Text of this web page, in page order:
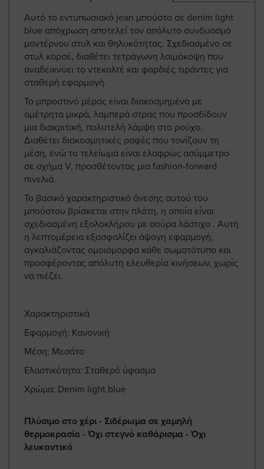
Αυτό το εντυπωσιακό jean μπούστο σε denim light
blue απόχρωση αποτελεί τον απόλυτο συνδυασμό
μοντέρνου στυλ και θηλυκότητας. Σχεδιασμένο σε
στυλ κορσέ, διαθέτει τετράγωνη λαιμόκοψη που
αναδεικνύει το ντεκολτέ και φαρδιές τιράντες για
σταθερή εφαρμογή.
Το μπροστινό μέρος είναι διακοσμημένο με
αμέτρητα μικρά, λαμπερά στρας που προσδίδουν
μια διακριτική, πολυτελή λάμψη στο ρούχο.
Διαθέτει διακοσμητικές ραφές που τονίζουν τη
μέση, ενώ το τελείωμα είναι ελαφρώς ασύμμετρο
σε σχήμα V, προσθέτοντας μια fashion-forward
πινελιά.
Το βασικό χαρακτηριστικό άνεσης αυτού του
μπούστου βρίσκεται στην πλάτη, η οποία είναι
σχεδιασμένη εξολοκλήρου με σούρα λάστιχο . Αυτή
η λεπτομέρεια εξασφαλίζει άψογη εφαρμογή,
αγκαλιάζοντας ομοιόμορφα κάθε σωματότυπο και
προσφέροντας απόλυτη ελευθερία κινήσεων, χωρίς
να πιέζει.
Χαρακτηριστικά
Εφαρμογή: Κανονική
Μέση: Μεσάτο
Ελαστικότητα: Σταθερό ύφασμα
Χρώμα: Denim light blue
Πλύσιμο στο χέρι - Σιδέρωμα σε χαμηλή
θερμοκρασία - Όχι στεγνό καθάρισμα - Όχι
λευκαντικό